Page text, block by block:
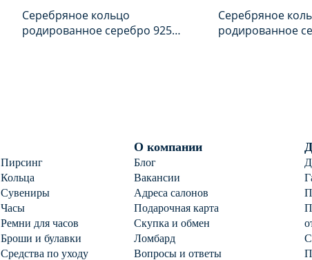
Серебряное кольцо
родированное серебро 925
Серебряное
родированное
Пирсинг
Кольца
Сувениры
Часы
Ремни для часов
Броши и булавки
Средства по уходу
О компании
Блог
Вакансии
Адреса салонов
Подарочная карта
Скупка и обмен
Ломбард
Вопросы и ответы